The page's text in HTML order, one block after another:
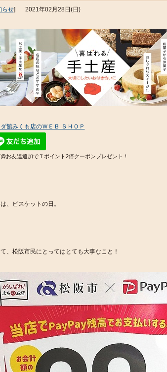
らせ] 2021年02月28日(日)
館みくも店のＷＥＢ ＳＨＯＰ
お友達追加でＴポイント2倍クーポンプレゼント！
、ビスケットの日。
、松阪市民にとってはとても大事なこと！